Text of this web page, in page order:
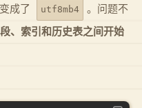
成了
utf8mb4
。问题不
、索引和历史表之间开始